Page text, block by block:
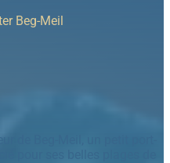
Beg-Meil
de Beg-Meil, un petit port-
pour ses belles plages de